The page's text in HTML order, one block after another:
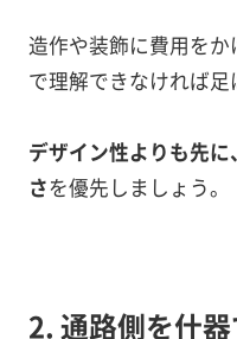
造作や装飾に費用を
で理解できなければ足
デザイン性よりも先
さを優先しましょう。
2. 通路側を什